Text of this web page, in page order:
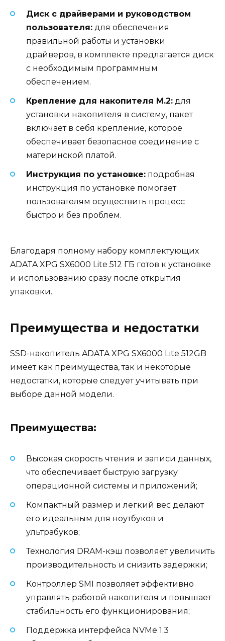
Диск с драйверами и руководством
пользователя: для обеспечения
правильной работы и установки
драйверов, в комплекте предлагается диск
с необходимым программным
обеспечением.
Крепление для накопителя M.2: для
установки накопителя в систему, пакет
включает в себя крепление, которое
обеспечивает безопасное соединение с
материнской платой.
Инструкция по установке: подробная
инструкция по установке помогает
пользователям осуществить процесс
быстро и без проблем.
Благодаря полному набору комплектующих
ADATA XPG SX6000 Lite 512 ГБ готов к установке
и использованию сразу после открытия
упаковки.
Преимущества и недостатки
SSD-накопитель ADATA XPG SX6000 Lite 512GB
имеет как преимущества, так и некоторые
недостатки, которые следует учитывать при
выборе данной модели.
Преимущества:
Высокая скорость чтения и записи данных,
что обеспечивает быструю загрузку
операционной системы и приложений;
Компактный размер и легкий вес делают
его идеальным для ноутбуков и
ультрабуков;
Технология DRAM-кэш позволяет увеличить
производительность и снизить задержки;
Контроллер SMI позволяет эффективно
управлять работой накопителя и повышает
стабильность его функционирования;
Поддержка интерфейса NVMe 1.3